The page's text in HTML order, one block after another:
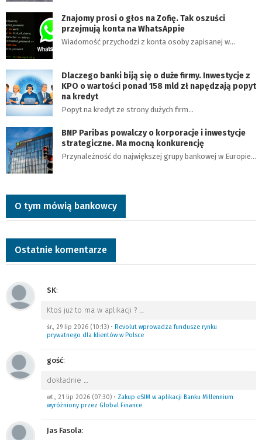
Znajomy prosi o głos na Zofię. Tak oszuści
przejmują konta na WhatsAppie
Wiadomość przychodzi z konta osoby zapisanej w…
Dlaczego banki biją się o duże firmy. Inwestycje z
KPO o wartości ponad 158 mld zł napędzają popyt
na kredyt
Popyt na kredyt ze strony dużych firm…
BNP Paribas powalczy o korporacje i inwestycje
strategiczne. Ma mocną konkurencję
Przynależność do największej grupy bankowej w Europie…
O tym mówią bankowcy
Ostatnie komentarze
SK:
Ktoś już to ma w aplikacji ? …
śr., 29 lip 2026 (10:13) • Revolut wprowadza fundusze rynku
prywatnego dla klientów w Polsce
gość:
dokładnie …
wt., 21 lip 2026 (07:30) • Zakup eSIM w aplikacji Banku Millennium
wyróżniony przez Global Finance
Jas Fasola: